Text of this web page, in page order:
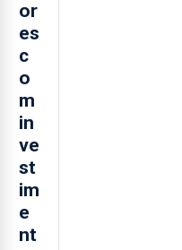
or
es
c
o
m
in
ve
st
im
e
nt